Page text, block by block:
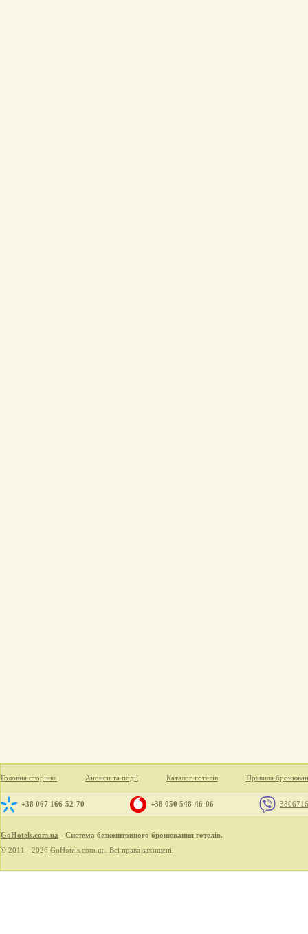
Головна сторінка Анонси та події Каталог готелів Правила
+38 067 166-52-70 +38 050 548-46-06
GoHotels.com.ua - Система безкоштовного бронювання готелів.
© 2011 - 2026 GoHotels.com.ua. Всі права захищені.